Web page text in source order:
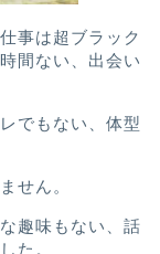
仕事は超ブラック
時間ない、 出会い
でもない、 体型
せん。
趣味もない、 話
た。